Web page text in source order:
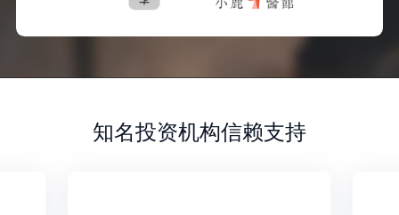
知名投资机构信赖支持